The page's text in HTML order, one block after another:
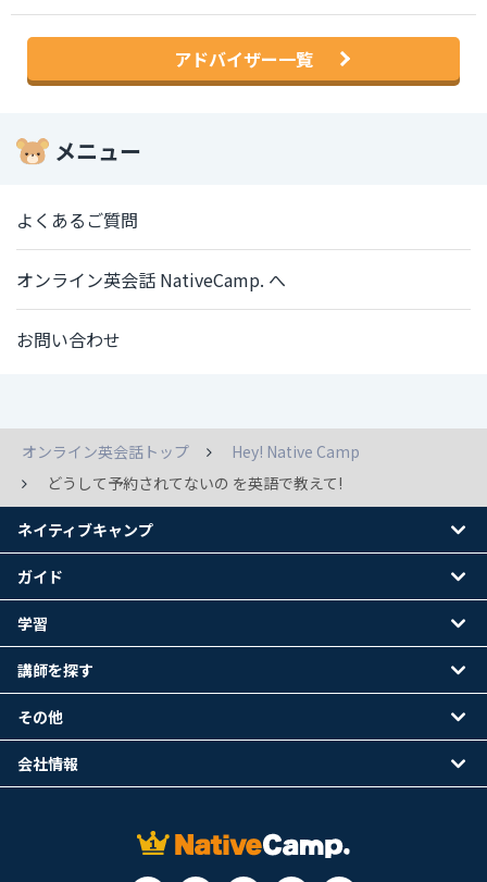
アドバイザー一覧
メニュー
よくあるご質問
オンライン英会話 NativeCamp. へ
お問い合わせ
オンライン英会話トップ
Hey! Native Camp
どうして予約されてないの を英語で教えて!
ネイティブキャンプ
ガイド
学習
講師を探す
その他
会社情報